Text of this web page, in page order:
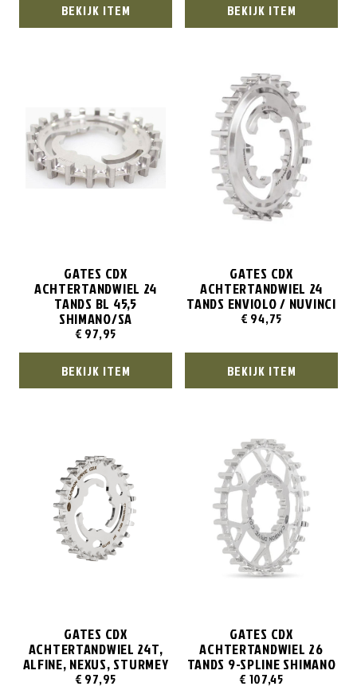
BEKIJK ITEM BEKIJK ITEM
GATES CDX
ACHTERTANDWIEL 24
TANDS BL 45,5
SHIMANO/SA
€ 97,95
BEKIJK ITEM
GATES CDX
ACHTERTANDWIEL 24
TANDS ENVIOLO / NUVINCI
€ 94,75
BEKIJK ITEM
GATES CDX
ACHTERTANDWIEL 24T,
ALFINE, NEXUS, STURMEY
€ 97,95
GATES CDX
ACHTERTANDWIEL 26
TANDS 9-SPLINE SHIMANO
€ 107,45